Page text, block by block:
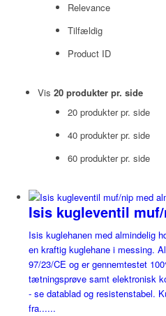
Relevance
Tilfældig
Product ID
Vis 20 produkter pr. side
20 produkter pr. side
40 produkter pr. side
60 produkter pr. side
Isis kugleventil
Isis kuglehanen med almindelig
en kraftig kuglehane i messing.
97/23/CE og er gennemtestet
tætningsprøve samt elektronisk
- se datablad og resistenstabel.
fra......